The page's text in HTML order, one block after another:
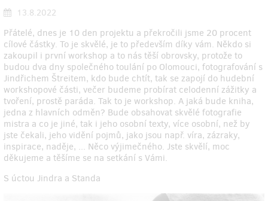
13.8.2022
Přátelé, dnes je 10 den projektu a překročili jsme 20 procent
cílové částky. To je skvělé, je to především díky vám. Někdo si
zakoupil i první workshop a to nás těší obrovsky, protože to
budou dva dny společného toulání po Olomouci, fotografování s
Jindřichem Štreitem, kdo bude chtít, tak se zapojí do hudební
workshopové části, večer budeme probírat celodenní zážitky a
tvoření, prostě paráda. Tak to je workshop. A jaká bude kniha,
jedna z hlavních odměn? Bude obsahovat skvělé fotografie
mistra a co je jiné, tak i jeho osobní texty, více osobní, než by
jste čekali, jeho vidění pojmů, jako jsou např. víra, zázraky,
inspirace, naděje, ... Něco výjimečného. Jste skvělí, moc
děkujeme a těšíme se na setkání s Vámi.
S úctou Jindra a Standa